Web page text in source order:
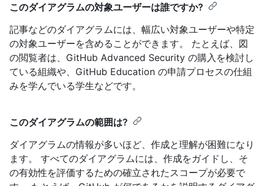
このダイアグラムの対象ユーザーは誰ですか?
記事などのダイアグラムには、幅広い対象ユーザーや特定
の対象ユーザーを含めることができます。 たとえば、図
の閲覧者は、GitHub Advanced Security の購入を検討し
ている組織や、GitHub Education の申請プロセスの仕組
みを学んでいる学生などです。
このダイアグラムの範囲は?
ダイアグラムの情報が多いほど、作成と理解が困難になり
ます。 すべてのダイアグラムには、作成をガイドし、そ
の有効性を評価するための確立されたスコープが必要で